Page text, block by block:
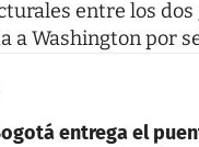
entre los
a Washington por
entrega el